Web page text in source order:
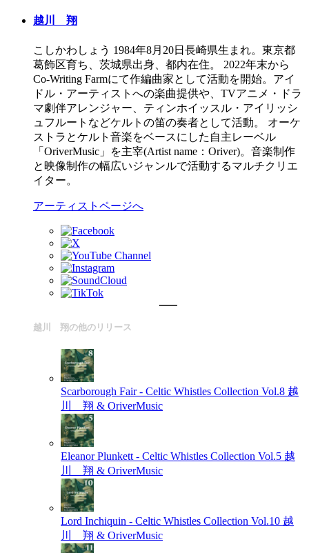
越川 翔
こしかわしょう 1984年8月20日長崎県生まれ。東京都
葛飾区育ち、茨城県出身、都内在住。 2022年末から
Co-Writing Farmにて作編曲家として活動を開始。アイ
ドル・アーティストへの楽曲提供や、TVアニメ・ドラ
マ劇伴アレンジャー、ティンホイッスル・アイリッシ
ュフルートなどケルトの笛の奏者として活動。 オーケ
ストラとケルト音楽をベースにした自主レーベル
「OriverMusic」を主宰(Artist name：Oriver)。音楽制作
と映像制作の幅広いジャンルで活動するマルチクリエ
イター。
アーティストページへ
越川 翔の他のリリース
Scarborough Fair - Celtic Whistles Collection Vol.8 越
川 翔 & OriverMusic
Eleanor Plunkett - Celtic Whistles Collection Vol.5 越
川 翔 & OriverMusic
Lord Inchiquin - Celtic Whistles Collection Vol.10 越
川 翔 & OriverMusic